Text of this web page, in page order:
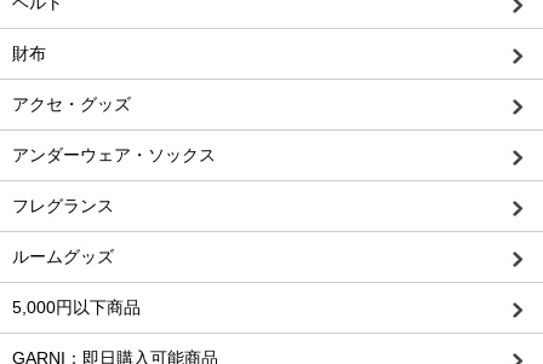
財布
アクセ・グッズ
アンダーウェア・ソックス
フレグランス
ルームグッズ
5,000円以下商品
GARNI：即日購入可能商品